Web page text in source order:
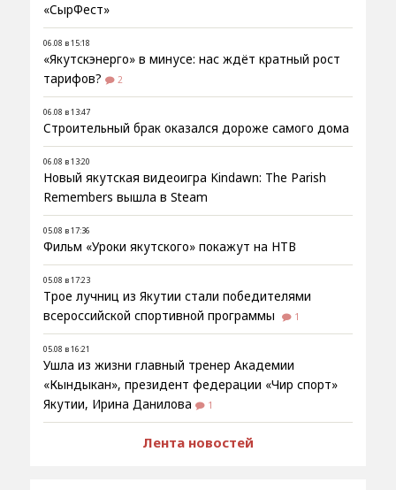
«СырФест»
06.08 в 15:18
«Якутскэнерго» в минусе: нас ждёт кратный рост
тарифов?
2
06.08 в 13:47
Строительный брак оказался дороже самого дома
06.08 в 13:20
Новый якутская видеоигра Kindawn: The Parish
Remembers вышла в Steam
05.08 в 17:36
Фильм «Уроки якутского» покажут на НТВ
05.08 в 17:23
Трое лучниц из Якутии стали победителями
всероссийской спортивной программы
1
05.08 в 16:21
Ушла из жизни главный тренер Академии
«Кындыкан», президент федерации «Чир спорт»
Якутии, Ирина Данилова
1
Лента новостей